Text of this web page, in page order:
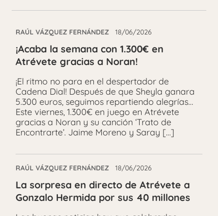
RAÚL VÁZQUEZ FERNÁNDEZ 18/06/2026
¡Acaba la semana con 1.300€ en
Atrévete gracias a Noran!
¡El ritmo no para en el despertador de
Cadena Dial! Después de que Sheyla ganara
5.300 euros, seguimos repartiendo alegrías…
Este viernes, 1.300€ en juego en Atrévete
gracias a Noran y su canción ‘Trato de
Encontrarte’. Jaime Moreno y Saray […]
RAÚL VÁZQUEZ FERNÁNDEZ 18/06/2026
La sorpresa en directo de Atrévete a
Gonzalo Hermida por sus 40 millones